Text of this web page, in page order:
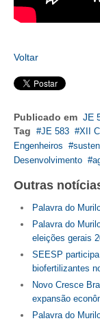
Voltar
Publicado em JE
Tag
JE 583 XII
Engenheiros
Desenvolvimento
Outras
Palavra do
Palavra do
eleições gerais
SEESP
biofertilizantes
Novo Cresce
expansão
Palavra do